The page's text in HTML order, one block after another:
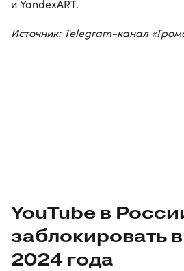
и YandexART.
Источник: Telegram-канал
YouTube в
заблокировать
2024 года